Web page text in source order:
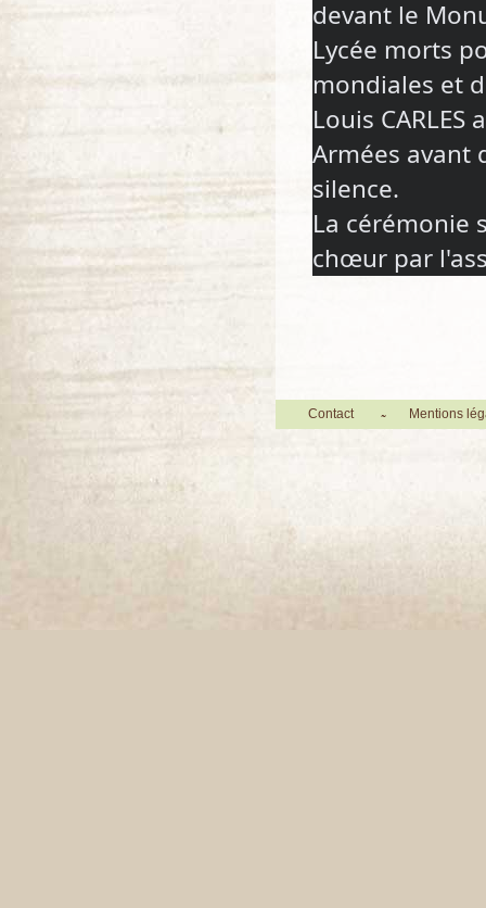
devant le
Lycée morts
mondiales et
Louis
Armées avant
silence.
La cérémonie
chœur par
Contact Mentions